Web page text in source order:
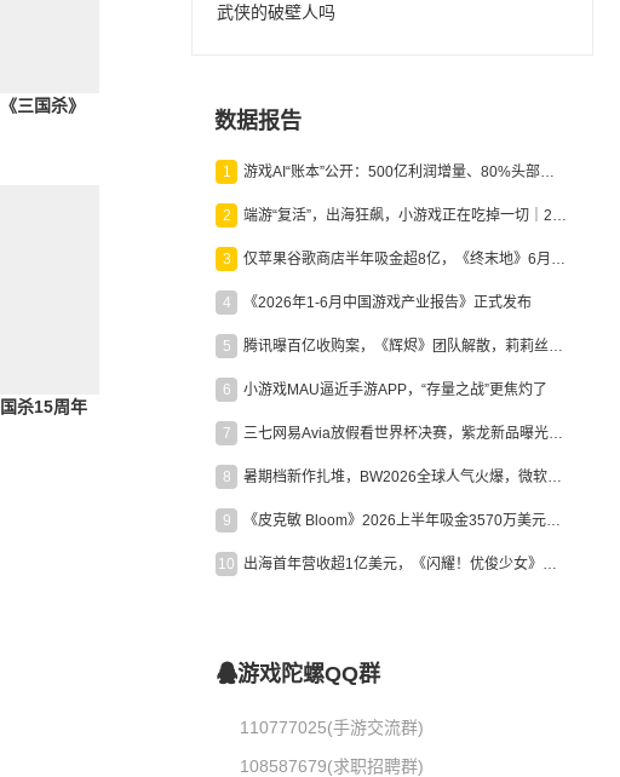
三国杀》
杀15周年
武侠的破壁人吗
数据报告
1 游戏AI“账本”公开：500亿利润增量、80%头部入局，谁在闷声发财？
2 端游“复活”，出海狂飙，小游戏正在吃掉一切｜2026上半年产业报告
3 仅苹果谷歌商店半年吸金超8亿，《终末地》6月份收入显著回暖
4 《2026年1-6月中国游戏产业报告》正式发布
5 腾讯曝百亿收购案，《辉烬》团队解散，莉莉丝新作曝光｜陀螺周报
6 小游戏MAU逼近手游APP，“存量之战”更焦灼了
7 三七网易Avia放假看世界杯决赛，紫龙新品曝光，米哈游新作上线 | 陀螺周报
8 暑期档新作扎堆，BW2026全球人气火爆，微软XBOX大裁员|陀螺周报
9 《皮克敏 Bloom》2026上半年吸金3570万美元，中国台湾成最大市场
10 出海首年营收超1亿美元，《闪耀！优俊少女》美国市场占比达七成
游戏陀螺QQ群
110777025(手游交流群)
108587679(求职招聘群)